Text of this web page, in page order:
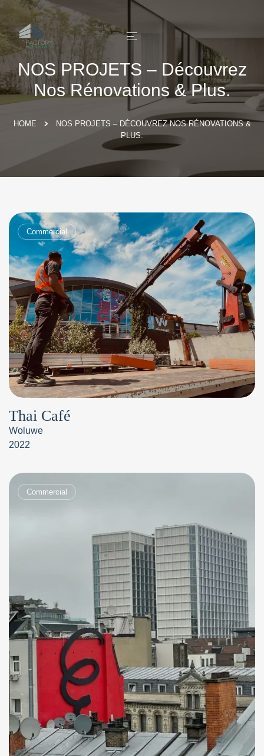
NOS PROJETS – Découvrez
Nos Rénovations & Plus.
HOME
NOS PROJETS – DÉCOUVREZ NOS RÉNOVATIONS &
PLUS.
Commercial
Thai Café
Woluwe
2022
Commercial